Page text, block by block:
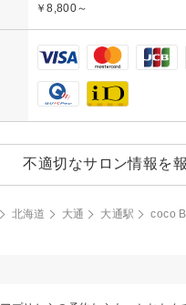
￥8,800～
不適切なサロン情報を
北海道 大通 大通駅 coco